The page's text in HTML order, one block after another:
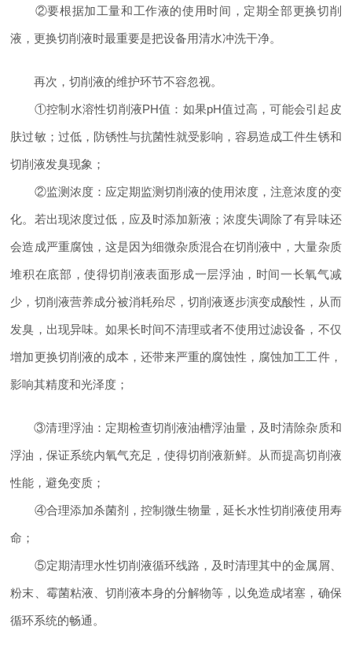
②要根据加工量和工作液的使用时间，定期全部更换切削
液，更换切削液时最重要是把设备用清水冲洗干净。
再次，切削液的维护环节不容忽视。
①控制水溶性切削液PH值：如果pH值过高，可能会引起皮
肤过敏；过低，防锈性与抗菌性就受影响，容易造成工件生锈和
切削液发臭现象；
②监测浓度：应定期监测切削液的使用浓度，注意浓度的变
化。若出现浓度过低，应及时添加新液；浓度失调除了有异味还
会造成严重腐蚀，这是因为细微杂质混合在切削液中，大量杂质
堆积在底部，使得切削液表面形成一层浮油，时间一长氧气减
少，切削液营养成分被消耗殆尽，切削液逐步演变成酸性，从而
发臭，出现异味。如果长时间不清理或者不使用过滤设备，不仅
增加更换切削液的成本，还带来严重的腐蚀性，腐蚀加工工件，
影响其精度和光泽度；
③清理浮油：定期检查切削液油槽浮油量，及时清除杂质和
浮油，保证系统内氧气充足，使得切削液新鲜。从而提高切削液
性能，避免变质；
④合理添加杀菌剂，控制微生物量，延长水性切削液使用寿
命；
⑤定期清理水性切削液循环线路，及时清理其中的金属屑、
粉末、霉菌粘液、切削液本身的分解物等，以免造成堵塞，确保
循环系统的畅通。